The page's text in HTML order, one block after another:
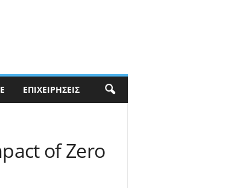
ΕΠΙΧΕΙΡΉΣΕΙΣ
of Zero